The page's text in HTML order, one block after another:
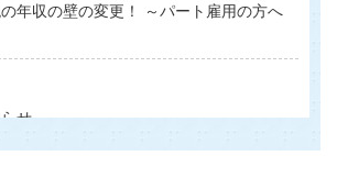
年収の壁の変更！ ～パート雇用の方へ
せ